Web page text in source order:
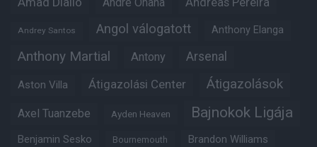
Andre Onana Andreas Pereira
Andrey Santos Angol válogatott Anthony Elanga
Anthony Martial Antony Arsenal
Aston Villa Átigazolási Center Átigazolások
Axel Tuanzebe Ayden Heaven Bajnokok Ligája
Benjamin Sesko Bournemouth Brandon Williams